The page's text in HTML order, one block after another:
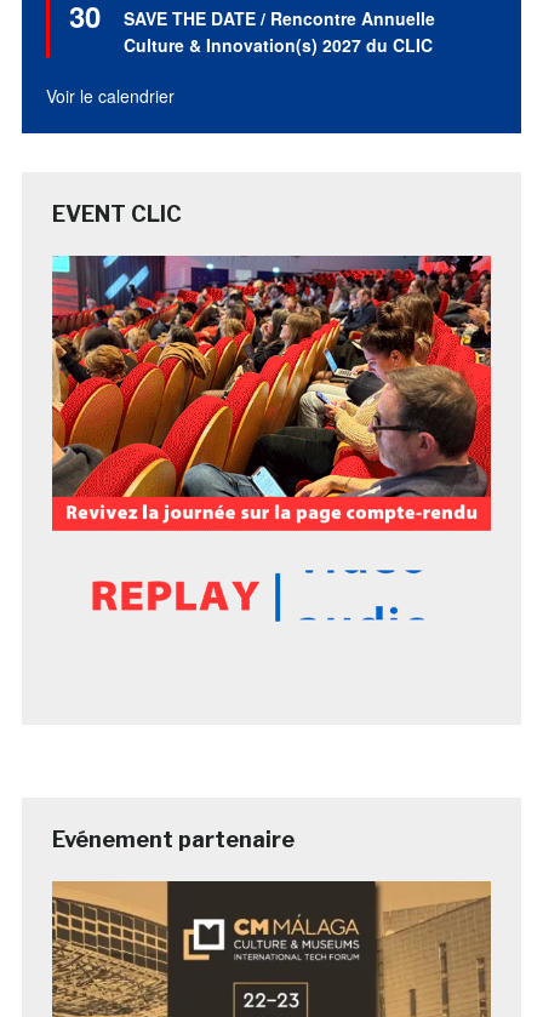
30
en
avant
SAVE THE DATE / Rencontre Annuelle
Culture & Innovation(s) 2027 du CLIC
Voir le calendrier
EVENT CLIC
Evénement partenaire